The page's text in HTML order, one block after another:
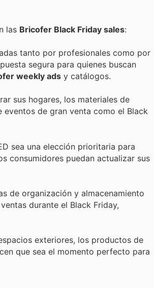
las Bricofer Black Friday sales:
tanto por profesionales como por
segura para quienes buscan
weekly ads y catálogos.
sus hogares, los materiales de
eventos de gran venta como el Black
sea una elección prioritaria para
consumidores puedan actualizar sus
de organización y almacenamiento
durante el Black Friday,
exteriores, los productos de
que sea el momento perfecto para